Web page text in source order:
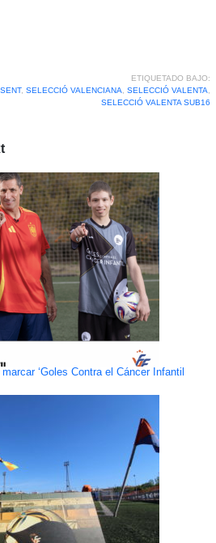
ETIQUETADO BAJO:
, SELECCIÓ VALENCIANA SELECCIÓ VALENTA
SELECCIÓ VALENTA SUB16
‘Goles Contra el Cáncer Infantil